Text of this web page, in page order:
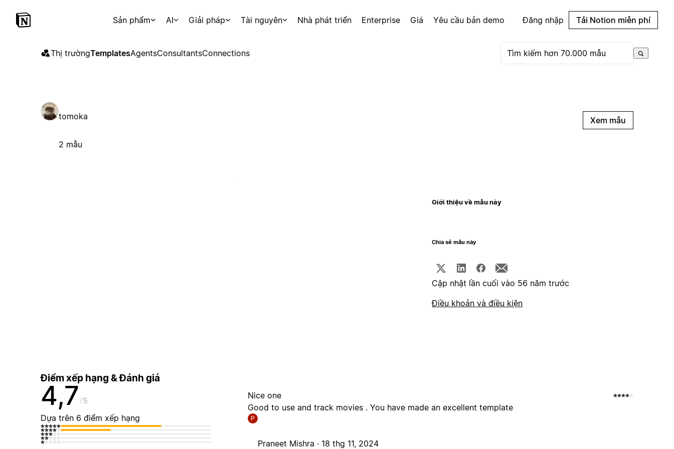
Sản phẩm AI Giải pháp Tài nguyên Nhà phát triển Enterprise Giá Yêu cầu bản demo Đăng nhập Tải Notion miễn phí
Thị trườngTemplatesAgentsConsultantsConnections
tomoka
2 mẫu
Xem mẫu
Giới thiệu về mẫu này
Chia sẻ mẫu này
Cập nhật lần cuối vào 56 năm trước
Điều khoản và điều kiện
Điểm xếp hạng & Đánh giá
4,7 5
Dựa trên 6 điểm xếp hạng
Nice one
Good to use and track movies . You have made an excellent template
P
Praneet Mishra · 18 thg 11, 2024